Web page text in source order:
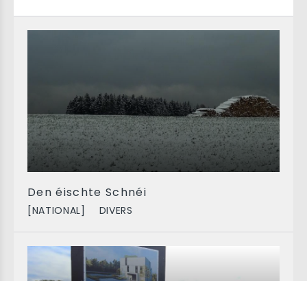
Den éischte Schnéi
[NATIONAL] DIVERS